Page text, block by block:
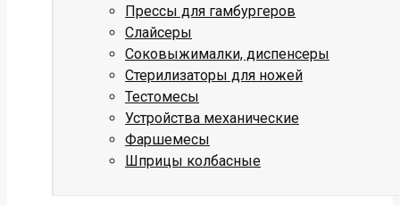
Прессы для гамбургеров
Слайсеры
Соковыжималки, диспенсеры
Стерилизаторы для ножей
Тестомесы
Устройства механические
Фаршемесы
Шприцы колбасные